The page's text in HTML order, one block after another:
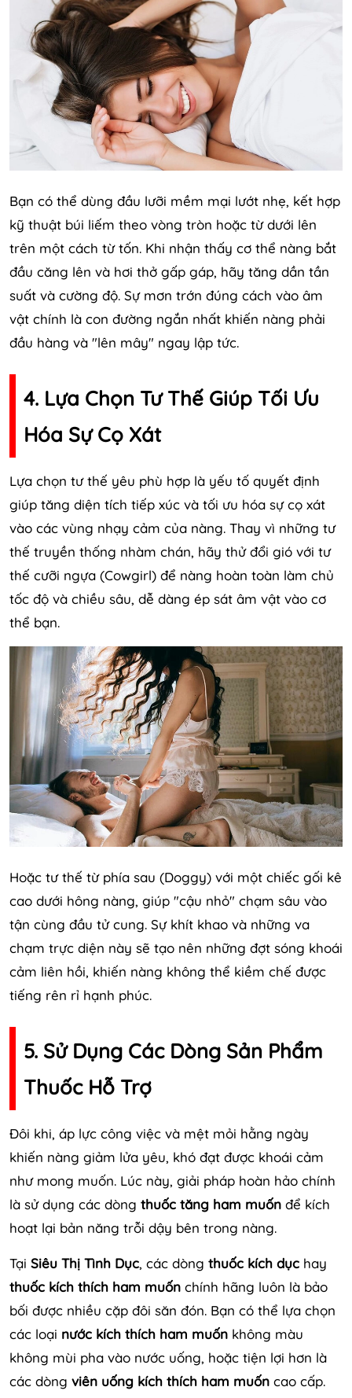
Bạn có thể dùng đầu lưỡi mềm mại lướt nhẹ, kết hợp
kỹ thuật búi liếm theo vòng tròn hoặc từ dưới lên
trên một cách từ tốn. Khi nhận thấy cơ thể nàng bắt
đầu căng lên và hơi thở gấp gáp, hãy tăng dần tần
suất và cường độ. Sự mơn trớn đúng cách vào âm
vật chính là con đường ngắn nhất khiến nàng phải
đầu hàng và "lên mây" ngay lập tức.
4. Lựa Chọn Tư Thế Giúp Tối Ưu
Hóa Sự Cọ Xát
Lựa chọn tư thế yêu phù hợp là yếu tố quyết định
giúp tăng diện tích tiếp xúc và tối ưu hóa sự cọ xát
vào các vùng nhạy cảm của nàng. Thay vì những tư
thế truyền thống nhàm chán, hãy thử đổi gió với tư
thế cưỡi ngựa (Cowgirl) để nàng hoàn toàn làm chủ
tốc độ và chiều sâu, dễ dàng ép sát âm vật vào cơ
thể bạn.
Hoặc tư thế từ phía sau (Doggy) với một chiếc gối kê
cao dưới hông nàng, giúp "cậu nhỏ" chạm sâu vào
tận cùng đầu tử cung. Sự khít khao và những va
chạm trực diện này sẽ tạo nên những đợt sóng khoái
cảm liên hồi, khiến nàng không thể kiềm chế được
tiếng rên rỉ hạnh phúc.
5. Sử Dụng Các Dòng Sản Phẩm
Thuốc Hỗ Trợ
Đôi khi, áp lực công việc và mệt mỏi hằng ngày
khiến nàng giảm lửa yêu, khó đạt được khoái cảm
như mong muốn. Lúc này, giải pháp hoàn hảo chính
là sử dụng các dòng thuốc tăng ham muốn để kích
hoạt lại bản năng trỗi dậy bên trong nàng.
Tại Siêu Thị Tình Dục, các dòng thuốc kích dục hay
thuốc kích thích ham muốn chính hãng luôn là bảo
bối được nhiều cặp đôi săn đón. Bạn có thể lựa chọn
các loại nước kích thích ham muốn không màu
không mùi pha vào nước uống, hoặc tiện lợi hơn là
các dòng viên uống kích thích ham muốn cao cấp.